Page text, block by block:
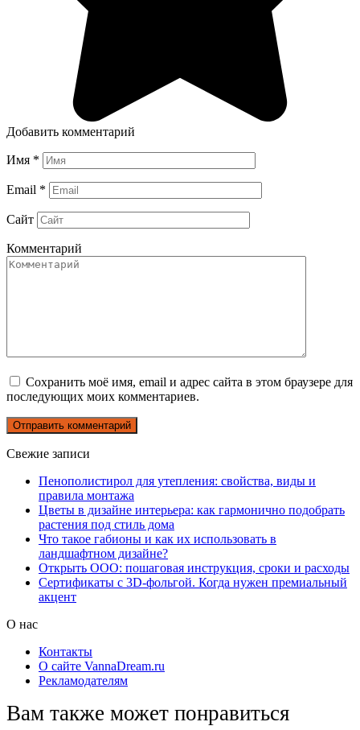
Добавить комментарий
Имя *
Email *
Сайт
Комментарий
Сохранить моё имя, email и адрес сайта в этом браузере для
последующих моих комментариев.
Свежие записи
Пенополистирол для утепления: свойства, виды и
правила монтажа
Цветы в дизайне интерьера: как гармонично подобрать
растения под стиль дома
Что такое габионы и как их использовать в
ландшафтном дизайне?
Открыть ООО: пошаговая инструкция, сроки и расходы
Сертификаты с 3D-фольгой. Когда нужен премиальный
акцент
О нас
Контакты
О сайте VannaDream.ru
Рекламодателям
Вам также может понравиться